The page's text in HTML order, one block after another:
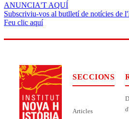
ANUNCIA'T AQUÍ
Subscriviu-vos al butlletí de notícies de
Feu clic aquí
SECCIONS
Articles